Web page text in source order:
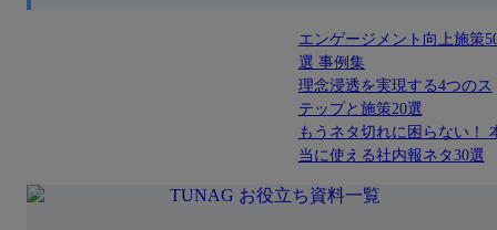
エンゲージメント向上施策
選 事例集
理念浸透を実現する4つのス
テップと施策20選
もうネタ切れに困らない！
当に使える社内報ネタ30選